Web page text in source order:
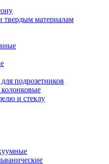
твердым материалам
подрозетников
и стеклу